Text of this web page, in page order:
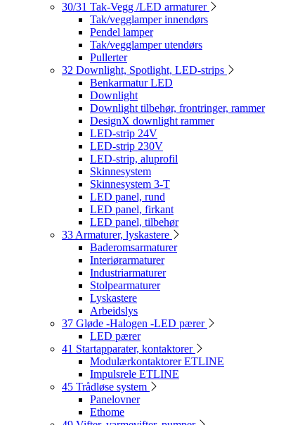
30/31 Tak-Vegg /LED armaturer
Tak/vegglamper innendørs
Pendel lamper
Tak/vegglamper utendørs
Pullerter
32 Downlight, Spotlight, LED-strips
Benkarmatur LED
Downlight
Downlight tilbehør, frontringer, rammer
DesignX downlight rammer
LED-strip 24V
LED-strip 230V
LED-strip, aluprofil
Skinnesystem
Skinnesystem 3-T
LED panel, rund
LED panel, firkant
LED panel, tilbehør
33 Armaturer, lyskastere
Baderomsarmaturer
Interiørarmaturer
Industriarmaturer
Stolpearmaturer
Lyskastere
Arbeidslys
37 Gløde -Halogen -LED pærer
LED pærer
41 Startapparater, kontaktorer
Modulærkontaktorer ETLINE
Impulsrele ETLINE
45 Trådløse system
Panelovner
Ethome